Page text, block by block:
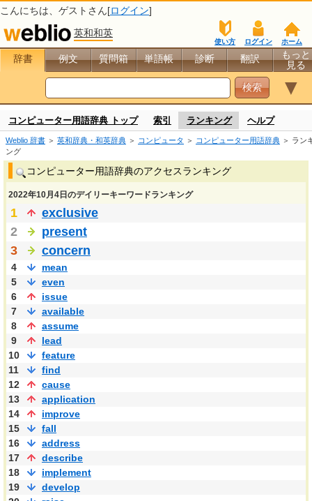
こんにちは、 ゲスト さん[ログイン]
英和和英
ホーム
ログイン
使い方
辞書 例文 質問箱 単語帳 診断 翻訳
もっと
見る
▼
コンピューター用語辞典 トップ 索引 ランキング ヘルプ
Weblio 辞書 ＞ 英和辞典・和英辞典 ＞ コンピュータ ＞ コンピューター用語辞典 ＞ ラン
ング
コンピューター用語辞典のアクセスランキング
2022年10月4日のデイリーキーワードランキング
1
exclusive
2
present
3
concern
4
mean
5
even
6
issue
7
available
8
assume
9
lead
10
feature
11
find
12
cause
13
application
14
improve
15
fall
16
address
17
describe
18
implement
19
develop